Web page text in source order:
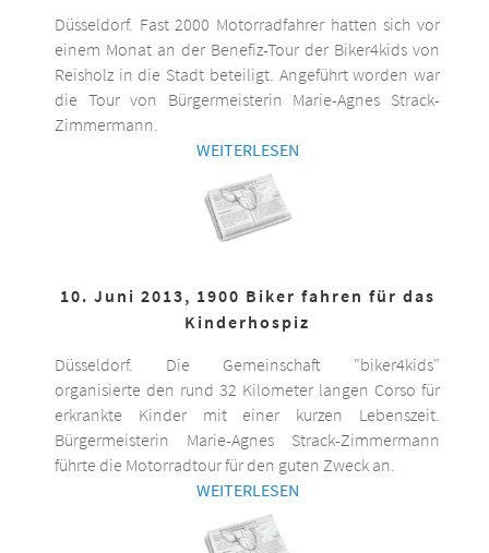
Düsseldorf. Fast 2000 Motorradfahrer hatten sich vor
einem Monat an der Benefiz-Tour der Biker4kids von
Reisholz in die Stadt beteiligt. Angeführt worden war
die Tour von Bürgermeisterin Marie-Agnes Strack-
Zimmermann.
WEITERLESEN
10. Juni 2013, 1900 Biker fahren für das
Kinderhospiz
Düsseldorf. Die Gemeinschaft "biker4kids"
organisierte den rund 32 Kilometer langen Corso für
erkrankte Kinder mit einer kurzen Lebenszeit.
Bürgermeisterin Marie-Agnes Strack-Zimmermann
führte die Motorradtour für den guten Zweck an.
WEITERLESEN